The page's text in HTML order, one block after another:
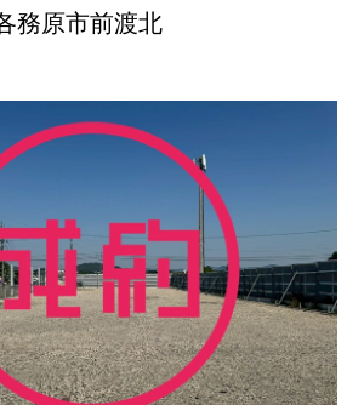
原市前渡北